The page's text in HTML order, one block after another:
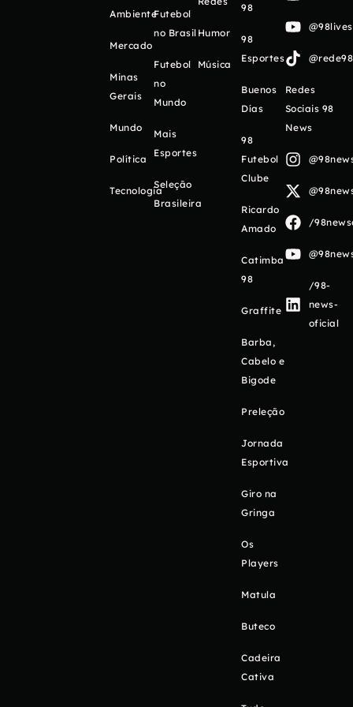
Ambiente
Mercado
Minas
Gerais
Mundo
Política
Tecnologia
Futebol
no Brasil
Futebol
no
Mundo
Mais
Esportes
Seleção
Brasileira
Humor
Música
98
98
Esportes
Buenos
Días
98
Futebol
Clube
Ricardo
Amado
Catimba
98
Graffite
Barba,
Cabelo e
Bigode
Preleção
Jornada
Esportiva
Giro na
Gringa
Os
Players
Matula
Buteco
Cadeira
Cativa
Redes
Sociais 98
News
/
/98-
news-
oficial